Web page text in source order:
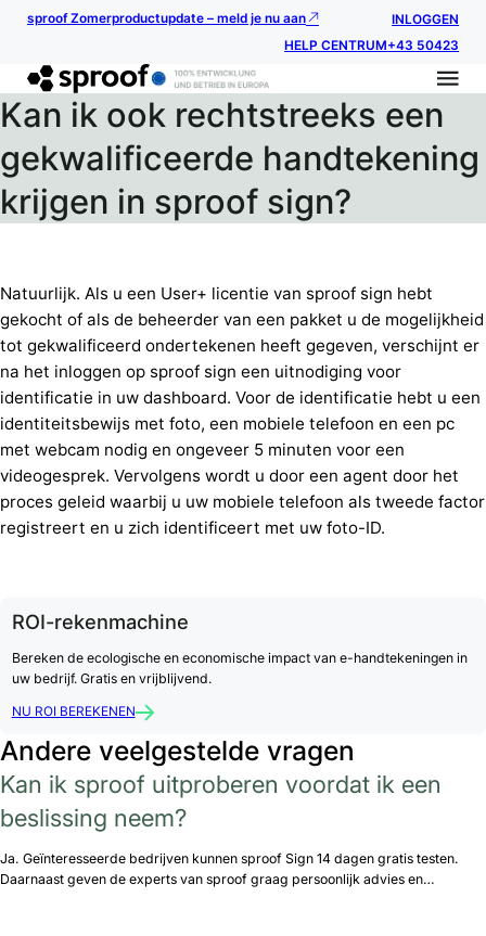
sproof Zomerproductupdate – meld je nu aan
INLOGGEN
HELP CENTRUM+43 50423
Kan ik ook rechtstreeks een
gekwalificeerde handtekening
krijgen in sproof sign?
Natuurlijk. Als u een User+ licentie van sproof sign hebt
gekocht of als de beheerder van een pakket u de mogelijkheid
tot gekwalificeerd ondertekenen heeft gegeven, verschijnt er
na het inloggen op sproof sign een uitnodiging voor
identificatie in uw dashboard. Voor de identificatie hebt u een
identiteitsbewijs met foto, een mobiele telefoon en een pc
met webcam nodig en ongeveer 5 minuten voor een
videogesprek. Vervolgens wordt u door een agent door het
proces geleid waarbij u uw mobiele telefoon als tweede factor
registreert en u zich identificeert met uw foto-ID.
ROI-rekenmachine
Bereken de ecologische en economische impact van e-handtekeningen in
uw bedrijf. Gratis en vrijblijvend.
NU ROI BEREKENEN
Andere veelgestelde vragen
Kan ik sproof uitproberen voordat ik een
beslissing neem?
Ja. Geïnteresseerde bedrijven kunnen sproof Sign 14 dagen gratis testen.
Daarnaast geven de experts van sproof graag persoonlijk advies en…